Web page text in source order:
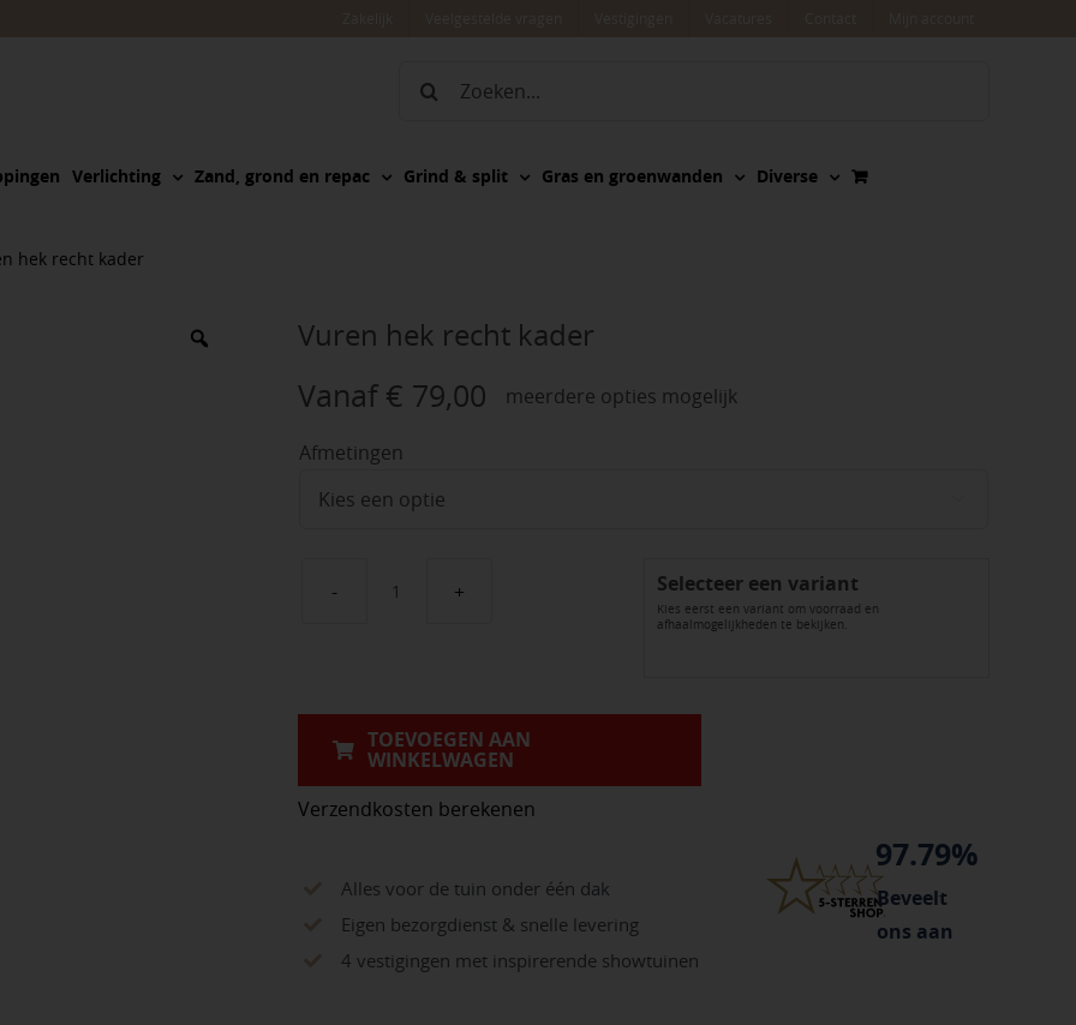
Zoeken
Verlichting Zand, grond en repac Grind & split Gras en groenwanden Diverse
hek recht kader
Vuren hek recht kader
Vanaf € 79,00 meerdere opties mogelijk
Afmetingen
Vuren
aantal
Selecteer een variant
Kies eerst een variant om voorraad en
afhaalmogelijkheden te bekijken.
TOEVOEGEN AAN
WINKELWAGEN
Verzendkosten berekenen
Alles voor de tuin onder één dak
Eigen bezorgdienst & snelle levering
4 vestigingen met inspirerende showtuinen
97.79%
Beveelt
ons aan